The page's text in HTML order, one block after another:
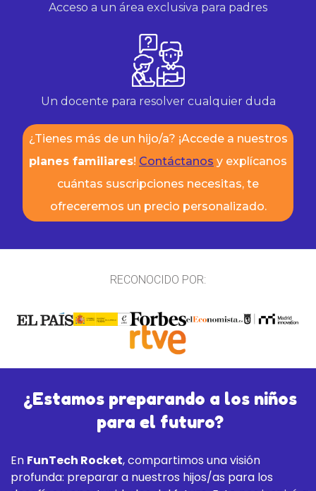
Acceso a un área exclusiva para padres
Un docente para resolver cualquier duda
¿Tienes más de un hijo/a? ¡Accede a nuestros
planes familiares! Contáctanos y explícanos
cuántas suscripciones necesitas, te
ofreceremos un precio personalizado.
RECONOCIDO POR:
¿Estamos preparando a los niños
para el futuro?
En FunTech Rocket, compartimos una visión
profunda: preparar a nuestros hijos/as para los